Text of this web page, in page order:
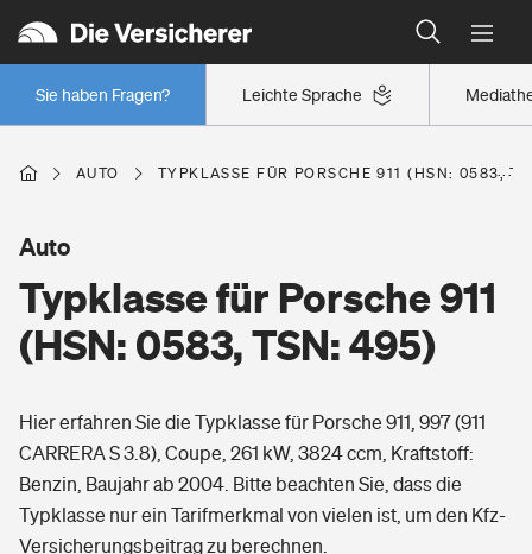
Leichte Sprache
Sie haben Fragen?
Wer versichert was: Jetzt Versicherer finden
Regionalklassen: So ist Ihre Region eingestuft
Wer versichert was: Jetzt Versicherer finden
Berufsunfähigkeitsversicherung
Erwerbsunfähigkeitsversicherung
Grundfähigkeitsversicherung
Arbeitsrechtsschutz
Wohnen
Elementarversicherung
Freizeit
Pri­vate Haft­pflicht­
Gesundheit
AUTO TYPKLASSE FÜR PORSCHE 911 (HSN: 0583,
Typklasse für Porsche 911
(HSN: 0583, TSN: 495)
Auto
Hier erfahren Sie die Typklasse für Porsche 911, 997 (911
CARRERA S 3.8), Coupe, 261 kW, 3824 ccm, Kraftstoff:
Benzin, Baujahr ab 2004. Bitte beachten Sie, dass die
Typklasse nur ein Tarifmerkmal von vielen ist, um den Kfz-
Versicherungsbeitrag zu berechnen.